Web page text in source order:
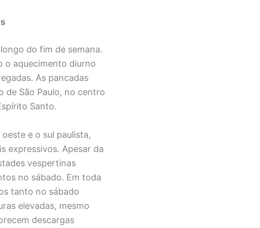
do fim de semana.
o aquecimento diurno
As pancadas
de São Paulo, no centro
Santo.
e o sul paulista,
expressivos. Apesar da
vespertinas
no sábado. Em toda
tanto no sábado
elevadas, mesmo
descargas